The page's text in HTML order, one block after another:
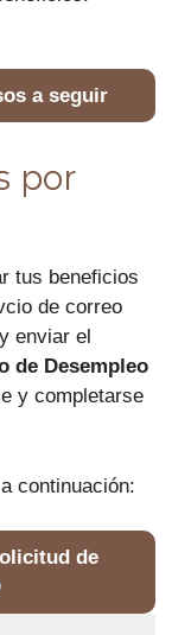
a seguir
por
tus beneficios
de correo
enviar el
de Desempleo
y completarse
continuación:
de